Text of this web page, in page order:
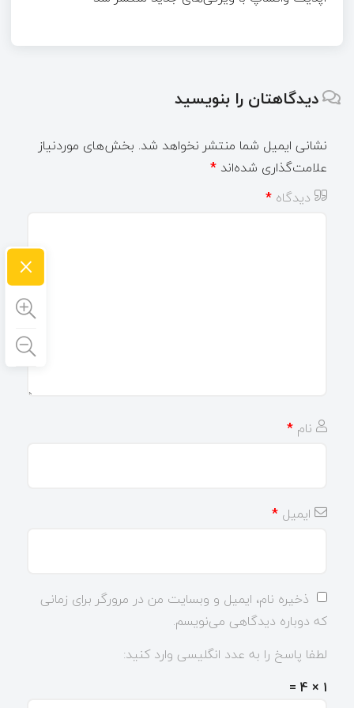
دیدگاهتان را بنویسید
نشانی ایمیل شما منتشر نخواهد شد. بخش‌های موردنیاز
علامت‌گذاری شده‌اند *
دیدگاه *
نام *
ایمیل *
ذخیره نام، ایمیل و وبسایت من در مرورگر برای زمانی
که دوباره دیدگاهی می‌نویسم.
لطفا پاسخ را به عدد انگلیسی وارد کنید:
1 × 4 =
×